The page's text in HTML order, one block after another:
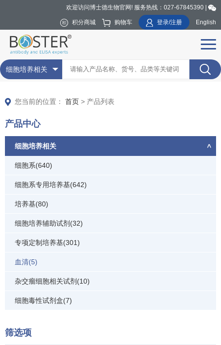
欢迎访问博士德生物官网! 服务热线：027-67845390 |
积分商城 购物车 登录/注册 English
细胞培养相关
您当前的位置： 首页 > 产品列表
产品中心
细胞培养相关
细胞系(640)
细胞系专用培养基(642)
培养基(80)
细胞培养辅助试剂(32)
专项定制培养基(301)
血清(5)
杂交瘤细胞相关试剂(10)
细胞毒性试剂盒(7)
筛选项